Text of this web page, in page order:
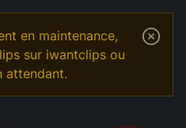
en maintenance,
sur iwantclips ou
attendant.